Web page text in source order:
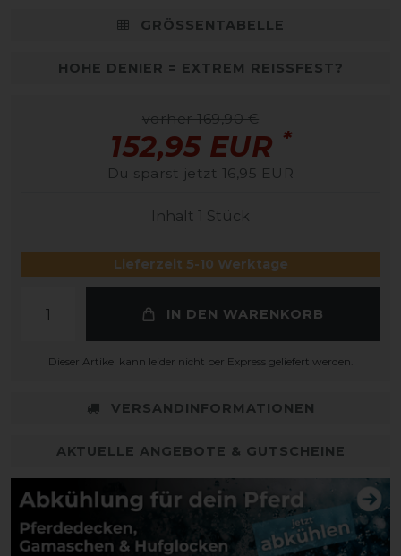
GRÖSSENTABELLE
HOHE DENIER = EXTREM REISSFEST?
vorher 169,90 €
152,95 EUR *
Du sparst jetzt 16,95 EUR
Inhalt 1 Stück
Lieferzeit 5-10 Werktage
IN DEN WARENKORB
Dieser Artikel kann leider nicht per Express geliefert werden.
VERSANDINFORMATIONEN
AKTUELLE ANGEBOTE & GUTSCHEINE